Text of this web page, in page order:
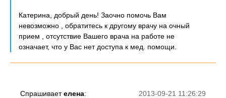
Катерина, добрый день! Заочно помочь Вам
невозможно , обратитесь к другому врачу на очный
прием , отсутствие Вашего врача на работе не
означает, что у Вас нет доступа к мед. помощи.
2013-09-21 11:26:29
Спрашиваетелена: